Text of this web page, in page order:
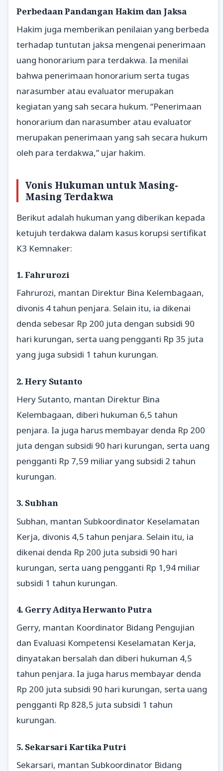
Perbedaan Pandangan Hakim dan Jaksa
Hakim juga memberikan penilaian yang berbeda
terhadap tuntutan jaksa mengenai penerimaan
uang honorarium para terdakwa. Ia menilai
bahwa penerimaan honorarium serta tugas
narasumber atau evaluator merupakan
kegiatan yang sah secara hukum. “Penerimaan
honorarium dan narasumber atau evaluator
merupakan penerimaan yang sah secara hukum
oleh para terdakwa,” ujar hakim.
Vonis Hukuman untuk Masing-
Masing Terdakwa
Berikut adalah hukuman yang diberikan kepada
ketujuh terdakwa dalam kasus korupsi sertifikat
K3 Kemnaker:
1. Fahrurozi
Fahrurozi, mantan Direktur Bina Kelembagaan,
divonis 4 tahun penjara. Selain itu, ia dikenai
denda sebesar Rp 200 juta dengan subsidi 90
hari kurungan, serta uang pengganti Rp 35 juta
yang juga subsidi 1 tahun kurungan.
2. Hery Sutanto
Hery Sutanto, mantan Direktur Bina
Kelembagaan, diberi hukuman 6,5 tahun
penjara. Ia juga harus membayar denda Rp 200
juta dengan subsidi 90 hari kurungan, serta uang
pengganti Rp 7,59 miliar yang subsidi 2 tahun
kurungan.
3. Subhan
Subhan, mantan Subkoordinator Keselamatan
Kerja, divonis 4,5 tahun penjara. Selain itu, ia
dikenai denda Rp 200 juta subsidi 90 hari
kurungan, serta uang pengganti Rp 1,94 miliar
subsidi 1 tahun kurungan.
4. Gerry Aditya Herwanto Putra
Gerry, mantan Koordinator Bidang Pengujian
dan Evaluasi Kompetensi Keselamatan Kerja,
dinyatakan bersalah dan diberi hukuman 4,5
tahun penjara. Ia juga harus membayar denda
Rp 200 juta subsidi 90 hari kurungan, serta uang
pengganti Rp 828,5 juta subsidi 1 tahun
kurungan.
5. Sekarsari Kartika Putri
Sekarsari, mantan Subkoordinator Bidang